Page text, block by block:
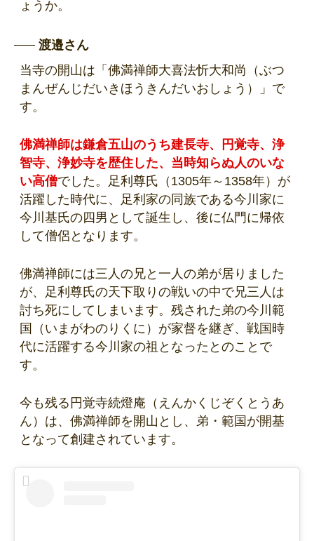
ょうか。
渡邉さん
当寺の開山は「佛満禅師大喜法忻大和尚（ぶつ
まんぜんじだいきほうきんだいおしょう）」で
す。
佛満禅師は鎌倉五山のうち建長寺、円覚寺、浄
智寺、浄妙寺を歴住した、当時知らぬ人のいな
い高僧でした。足利尊氏（1305年～1358年）が
活躍した時代に、足利家の同族である今川家に
今川基氏の四男として誕生し、後に仏門に帰依
して僧侶となります。
佛満禅師には三人の兄と一人の弟が居りました
が、足利尊氏の天下取りの戦いの中で兄三人は
討ち死にしてしまいます。残された弟の今川範
国（いまがわのりくに）が家督を継ぎ、戦国時
代に活躍する今川家の祖となったとのことで
す。
今も残る円覚寺続燈庵（えんかくじぞくとうあ
ん）は、佛満禅師を開山とし、弟・範国が開基
となって創建されています。